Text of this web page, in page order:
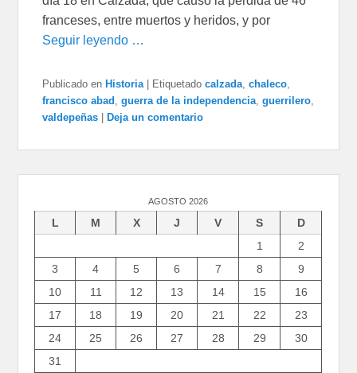
franceses, entre muertos y heridos, y por
Seguir leyendo …
Publicado en Historia Etiquetado calzada,chaleco,
francisco abad ,guerra de la independencia,guerrilero,
valdepeñas
Deja un comentario
AGOSTO 2026
L M X J V S
D
1
2
3
4 5 6 7 8
9
10
11 12 13 14 15
16
17
18 19 20 21 22
23
24
25 26 27 28 29
30
31